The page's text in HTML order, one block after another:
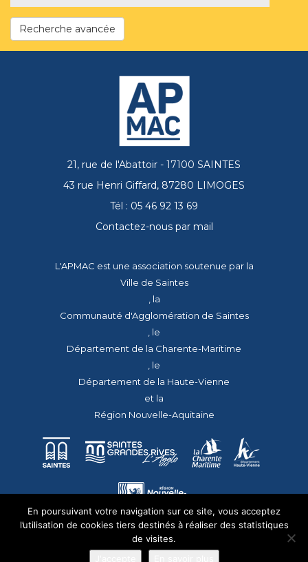
Recherche avancée
21, rue de l'Abattoir - 17100 SAINTES
43 rue Henri Giffard, 87280 LIMOGES
Tél : 05 46 92 13 69
Contactez-nous par mail
L'APMAC est une association soutenue par la
Ville de Saintes
, la
Communauté d'Agglomération de Saintes
, le
Département de la Charente-Maritime
, le
Département de la Haute-Vienne
et la
Région Nouvelle-Aquitaine
En poursuivant votre navigation sur ce site, vous acceptez
l’utilisation de cookies tiers destinés à réaliser des statistiques
de visites.